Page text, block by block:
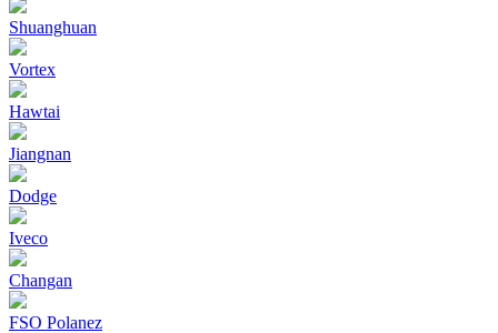
Shuanghuan
Vortex
Hawtai
Jiangnan
Dodge
Iveco
Changan
FSO Polanez